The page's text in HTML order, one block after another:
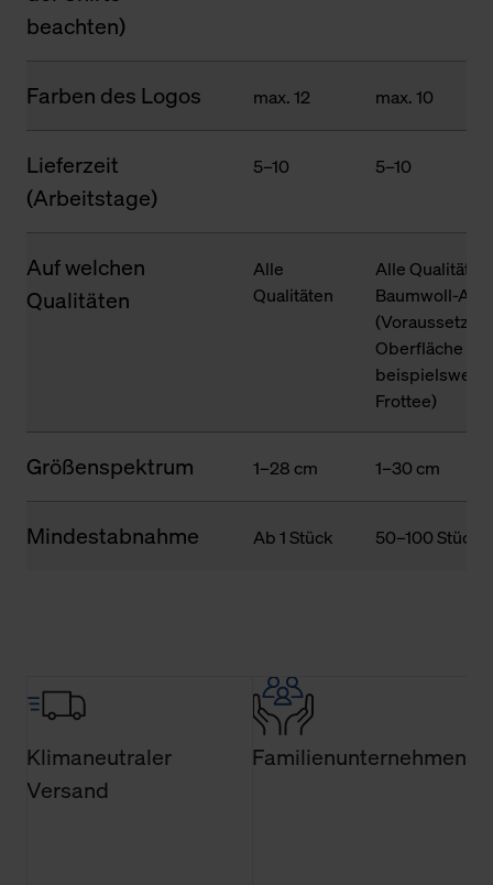
beachten)
Farben des Logos max. 12 max. 10
Lieferzeit
(Arbeitstage)
5–10 5–10
Auf welchen
Qualitäten
Alle
Qualitäten
Alle
Baumwoll-
Oberfläche
Frottee)
Größenspektrum 1–28 cm 1–30 cm
Mindestabnahme Ab 1 Stück 50–100 Stück
Klimaneutraler
Versand
Familienunternehmen